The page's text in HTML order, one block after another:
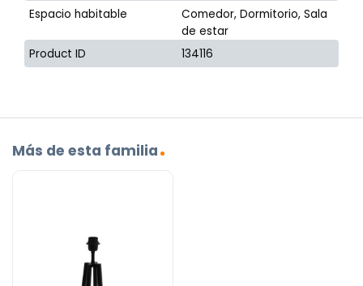
Espacio habitable
Comedor, Dormitorio, Sala
de estar
Product ID
134116
Más de esta familia